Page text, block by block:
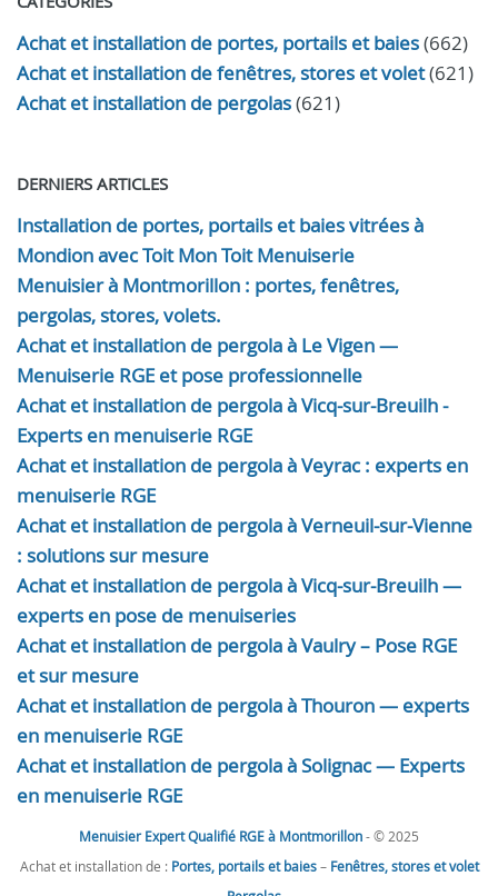
Achat et installation de portes, portails et baies(662)
Achat et installation de fenêtres, stores et volet(621)
Achat et installation de pergolas(621)
DERNIERS ARTICLES
Installation de portes, portails et baies vitrées à
Mondion avec Toit Mon Toit Menuiserie
Menuisier à Montmorillon : portes, fenêtres,
pergolas, stores, volets.
Achat et installation de pergola à Le Vigen —
Menuiserie RGE et pose professionnelle
Achat et installation de pergola à Vicq-sur-Breuilh -
Experts en menuiserie RGE
Achat et installation de pergola à Veyrac : experts en
menuiserie RGE
Achat et installation de pergola à Verneuil-sur-Vienne
: solutions sur mesure
Achat et installation de pergola à Vicq-sur-Breuilh —
experts en pose de menuiseries
Achat et installation de pergola à Vaulry – Pose RGE
et sur mesure
Achat et installation de pergola à Thouron — experts
en menuiserie RGE
Achat et installation de pergola à Solignac — Experts
en menuiserie RGE
Menuisier Expert Qualifié RGE à Montmorillon- © 2025
Achat et installation de : Portes, portails et baies– Fenêtres, stores et volet